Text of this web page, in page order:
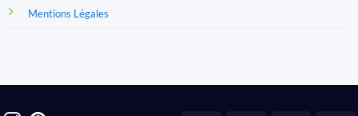
Mentions Légales